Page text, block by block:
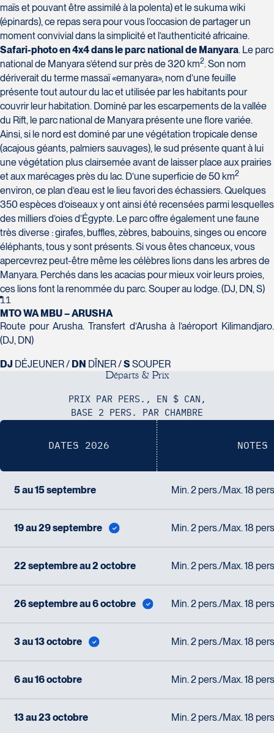
maïs et pouvant être assimilé à la polenta) et le sukuma wiki
(épinards), ce repas sera pour vous l’occasion de partager un
moment convivial dans la simplicité et l’authenticité africaine.
Safari-photo en 4x4 dans le parc national de Manyara. Le parc
national de Manyara s’étend sur près de 320 km2. Son nom
dériverait du terme massaï «emanyara», nom d’une feuille
présente tout autour du lac et utilisée par les habitants pour
couvrir leur habitation. Dominé par les escarpements de la vallée
du Rift, le parc national de Manyara présente une flore variée.
Ainsi, si le nord est dominé par une végétation tropicale dense
(acajous géants, palmiers sauvages), le sud présente quant à lui
une végétation plus clairsemée avant de laisser place aux prairies
et aux marécages près du lac. D’une superficie de 50 km2
environ, ce plan d’eau est le lieu favori des échassiers. Quelques
350 espèces d’oiseaux y ont ainsi été recensées parmi lesquelles
des milliers d’oies d’Égypte. Le parc offre également une faune
très diverse : girafes, buffles, zèbres, babouins, singes ou encore
éléphants, tous y sont présents. Si vous êtes chanceux, vous
apercevrez peut-être même les célèbres lions dans les arbres de
Manyara. Perchés dans les acacias pour mieux voir leurs proies,
ces lions font la renommée du parc. Souper au lodge. (DJ, DN, S)
11
MTO WA MBU – ARUSHA
Route pour Arusha. Transfert d’Arusha à l’aéroport Kilimandjaro.
(DJ, DN)
DJ DÉJEUNER / DN DÎNER /S SOUPER
Départs & Prix
PRIX PAR PERS., EN $ CAN,
BASE 2 PERS. PAR CHAMBRE
DATES 2026 NOTES
5 au 15 septembre Min. 2 pers./Max. 18
19 au 29 septembre Min. 2 pers./Max. 18
22 septembre au 2 octobre Min. 2 pers./Max. 18
26 septembre au 6 octobre Min. 2 pers./Max. 18
3 au 13 octobre Min. 2 pers./Max. 18
6 au 16 octobre Min. 2 pers./Max. 18
13 au 23 octobre Min. 2 pers./Max. 18